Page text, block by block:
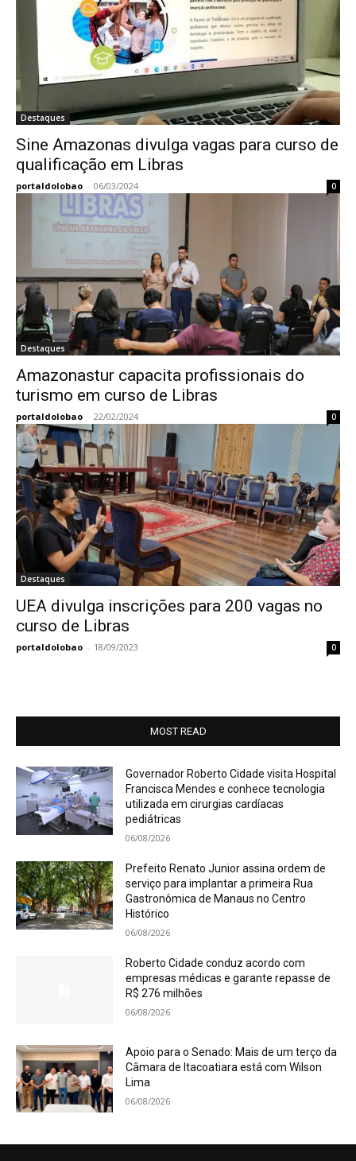
Destaques
Sine Amazonas divulga vagas para curso de
qualificação em Libras
portaldolobao - 06/03/2024 0
Destaques
Amazonastur capacita profissionais do
turismo em curso de Libras
portaldolobao - 22/02/2024 0
Destaques
UEA divulga inscrições para 200 vagas no
curso de Libras
portaldolobao - 18/09/2023 0
MOST READ
Governador Roberto Cidade visita Hospital
Francisca Mendes e conhece tecnologia
utilizada em cirurgias cardíacas
pediátricas
06/08/2026
Prefeito Renato Junior assina ordem de
serviço para implantar a primeira Rua
Gastronômica de Manaus no Centro
Histórico
06/08/2026
Roberto Cidade conduz acordo com
empresas médicas e garante repasse de
R$ 276 milhões
06/08/2026
Apoio para o Senado: Mais de um terço da
Câmara de Itacoatiara está com Wilson
Lima
06/08/2026